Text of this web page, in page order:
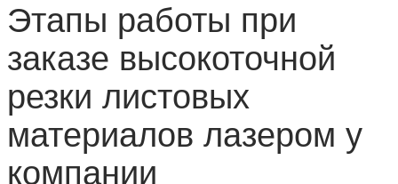
Этапы работы при
заказе высокоточной
резки листовых
материалов лазером у
компании